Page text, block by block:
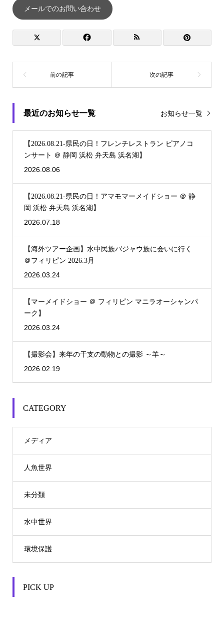
メールでのお問い合わせ
最近のお知らせ一覧 お知らせ一覧
【2026.08.21-県民の日！フレンチレストラン ピアノコ
ンサート ＠ 静岡 浜松 弁天島 浜名湖】
2026.08.06
【2026.08.21-県民の日！アマモマーメイドショー ＠ 静
岡 浜松 弁天島 浜名湖】
2026.07.18
【海外ツアー企画】水中民族バジャウ族に会いに行く
＠フィリピン 2026.3月
2026.03.24
【マーメイドショー ＠ フィリピン マニラオーシャンパ
ーク】
2026.03.24
【撮影会】来年の干支の動物との撮影 ～羊～
2026.02.19
CATEGORY
メディア
人魚世界
未分類
水中世界
環境保護
PICK UP